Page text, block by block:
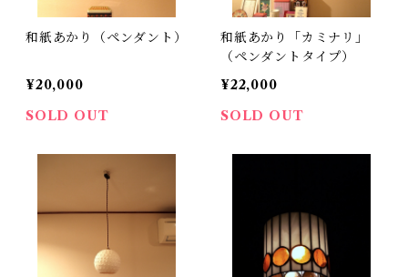
和紙あかり（ペンダント）
¥20,000
SOLD OUT
和紙あかり「カミナリ」
（ペンダントタイプ）
¥22,000
SOLD OUT